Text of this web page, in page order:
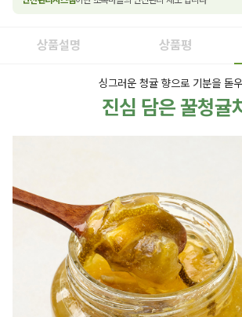
상품설명 상품평
싱그러운 청귤 향으로 기분을 돋
진심 담은 꿀청귤